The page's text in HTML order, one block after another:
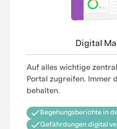
Digital
Auf alles wichtige
Portal zugreifen. Immer
behalten.
Begehungsberichte in
Gefährdungen digital